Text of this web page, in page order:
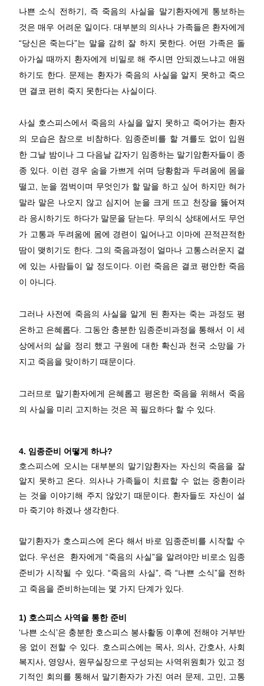
나쁜 소식 전하기, 즉 죽음의 사실을 말기환자에게 통보하는
것은 매우 어려운 일이다. 대부분의 의사나 가족들은 환자에게
“당신은 죽는다”는 말을 감히 잘 하지 못한다. 어떤 가족은 돌
아가실 때까지 환자에게 비밀로 해 주시면 안되겠느냐고 애원
하기도 한다. 문제는 환자가 죽음의 사실을 알지 못하고 죽으
면 결코 편히 죽지 못한다는 사실이다.
사실 호스피스에서 죽음의 사실을 알지 못하고 죽어가는 환자
의 모습은 참으로 비참하다. 임종준비를 할 겨를도 없이 입원
한 그날 밤이나 그 다음날 갑자기 임종하는 말기암환자들이 종
종 있다. 이런 경우 숨을 가쁘게 쉬며 당황함과 두려움에 몸을
떨고, 눈을 껌벅이며 무엇인가 할 말을 하고 싶어 하지만 혀가
말라 말은 나오지 않고 심지어 눈을 크게 뜨고 천장을 뚫어져
라 응시하기도 하다가 말문을 닫는다. 무의식 상태에서도 무언
가 고통과 두려움에 몸에 경련이 일어나고 이마에 끈적끈적한
땀이 맺히기도 한다. 그의 죽음과정이 얼마나 고통스러운지 곁
에 있는 사람들이 알 정도이다. 이런 죽음은 결코 평안한 죽음
이 아니다.
그러나 사전에 죽음의 사실을 알게 된 환자는 죽는 과정도 평
온하고 은혜롭다. 그동안 충분한 임종준비과정을 통해서 이 세
상에서의 삶을 정리 했고 구원에 대한 확신과 천국 소망을 가
지고 죽음을 맞이하기 때문이다.
그러므로 말기환자에게 은혜롭고 평온한 죽음을 위해서 죽음
의 사실을 미리 고지하는 것은 꼭 필요하다 할 수 있다.
4. 임종준비 어떻게 하나?
호스피스에 오시는 대부분의 말기암환자는 자신의 죽음을 잘
알지 못하고 온다. 의사나 가족들이 치료할 수 없는 중환이라
는 것을 이야기해 주지 않았기 때문이다. 환자들도 자신이 설
마 죽기야 하겠나 생각한다.
말기환자가 호스피스에 온다 해서 바로 임종준비를 시작할 수
없다. 우선은 환자에게 “죽음의 사실”을 알려야만 비로소 임종
준비가 시작될 수 있다. “죽음의 사실”, 즉 “나쁜 소식”을 전하
고 죽음을 준비하는데는 몇 가지 단계가 있다.
1) 호스피스 사역을 통한 준비
‘나쁜 소식’은 충분한 호스피스 봉사활동 이후에 전해야 거부반
응 없이 전할 수 있다. 호스피스에는 목사, 의사, 간호사, 사회
복지사, 영양사, 원무실장으로 구성되는 사역위원회가 있고 정
기적인 회의를 통해서 말기환자가 가진 여러 문제, 고민, 고통